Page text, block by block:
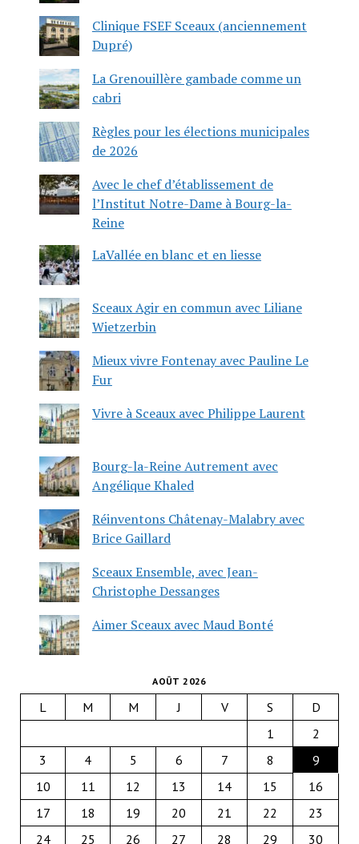
Clinique FSEF Sceaux (anciennement
Dupré)
La Grenouillère gambade comme un
cabri
Règles pour les élections municipales
de 2026
Avec le chef d’établissement de
l’Institut Notre-Dame à Bourg-la-
Reine
LaVallée en blanc et en liesse
Sceaux Agir en commun avec Liliane
Wietzerbin
Mieux vivre Fontenay avec Pauline Le
Fur
Vivre à Sceaux avec Philippe Laurent
Bourg-la-Reine Autrement avec
Angélique Khaled
Réinventons Châtenay-Malabry avec
Brice Gaillard
Sceaux Ensemble, avec Jean-
Christophe Dessanges
Aimer Sceaux avec Maud Bonté
AOÛT 2026
L M M J V S
D
1
2
3
4 5 6 7 8
9
10
11 12 13 14 15
16
17
18 19 20 21 22
23
24
25 26 27 28 29 30